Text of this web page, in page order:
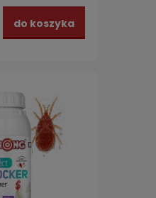
do koszyka